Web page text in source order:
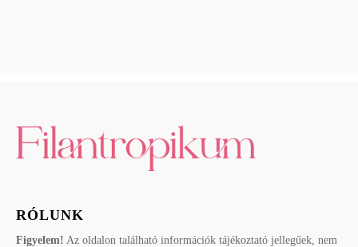
RÓLUNK
Figyelem! Az oldalon található információk tájékoztató jellegűek, nem